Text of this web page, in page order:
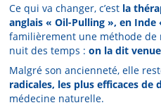
Ce qui va changer, c’est la
anglais « Oil-Pulling », en Inde
familièrement une méthode de
nuit des temps :on la dit
Malgré son ancienneté, elle
radicales, les plus efficaces de
médecine naturelle.